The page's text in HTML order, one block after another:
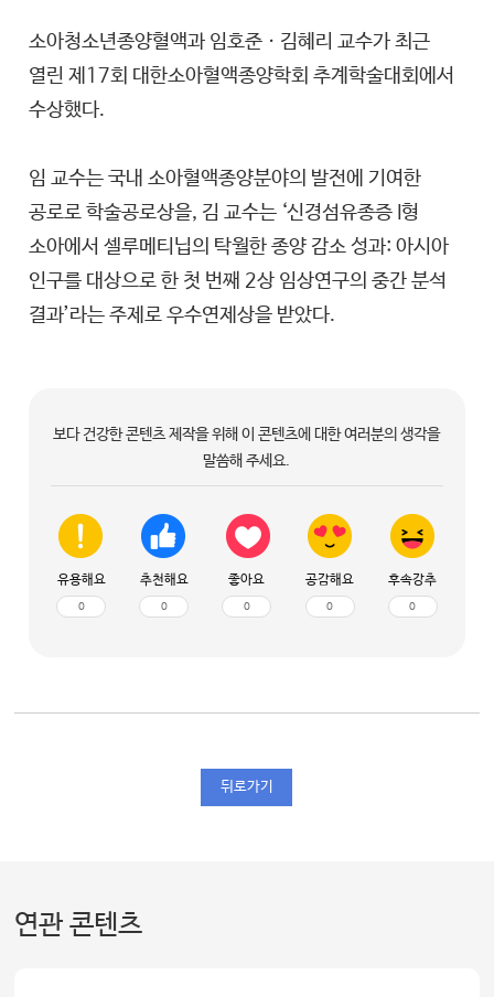
소아청소년종양혈액과 임호준ㆍ김혜리 교수가 최근
열린 제17회 대한소아혈액종양학회 추계학술대회에서
수상했다.
임 교수는 국내 소아혈액종양분야의 발전에 기여한
공로로 학술공로상을, 김 교수는 ‘신경섬유종증 I형
소아에서 셀루메티닙의 탁월한 종양 감소 성과: 아시아
인구를 대상으로 한 첫 번째 2상 임상연구의 중간 분석
결과’라는 주제로 우수연제상을 받았다.
보다 건강한 콘텐츠 제작을 위해 이 콘텐츠에 대한 여러분의 생각을
말씀해 주세요.
유용해요
0
추천해요
0
좋아요
0
공감해요
0
후속강추
0
뒤로가기
연관 콘텐츠